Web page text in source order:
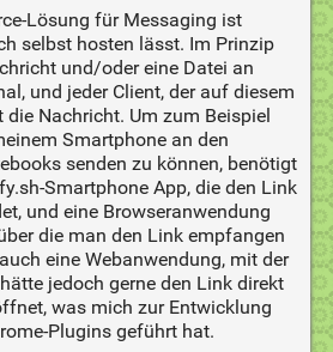
Lösung für Messaging ist
selbst hosten lässt. Im Prinzip
und/oder eine Datei an
und jeder Client, der auf diesem
Nachricht. Um zum Beispiel
Smartphone an den
senden zu können, benötigt
Smartphone App, die den Link
und eine Browseranwendung
die man den Link empfangen
eine Webanwendung, mit der
jedoch gerne den Link direkt
was mich zur Entwicklung
Plugins geführt hat.